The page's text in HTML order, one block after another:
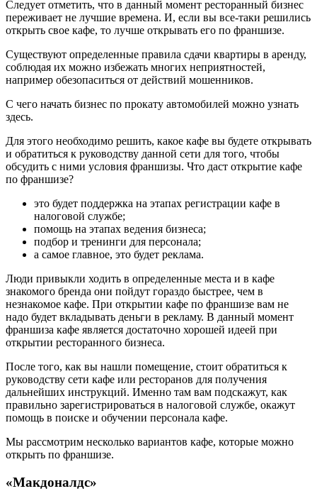
Следует отметить, что в данный момент ресторанный бизнес
переживает не лучшие времена. И, если вы все-таки решились
открыть свое кафе, то лучше открывать его по франшизе.
Существуют определенные правила сдачи квартиры в аренду,
соблюдая их можно избежать многих неприятностей,
например обезопаситься от действий мошенников.
С чего начать бизнес по прокату автомобилей можно узнать
здесь.
Для этого необходимо решить, какое кафе вы будете открывать
и обратиться к руководству данной сети для того, чтобы
обсудить с ними условия франшизы. Что даст открытие кафе
по франшизе?
это будет поддержка на этапах регистрации кафе в
налоговой службе;
помощь на этапах ведения бизнеса;
подбор и тренинги для персонала;
а самое главное, это будет реклама.
Люди привыкли ходить в определенные места и в кафе
знакомого бренда они пойдут гораздо быстрее, чем в
незнакомое кафе. При открытии кафе по франшизе вам не
надо будет вкладывать деньги в рекламу. В данный момент
франшиза кафе является достаточно хорошей идеей при
открытии ресторанного бизнеса.
После того, как вы нашли помещение, стоит обратиться к
руководству сети кафе или ресторанов для получения
дальнейших инструкций. Именно там вам подскажут, как
правильно зарегистрироваться в налоговой службе, окажут
помощь в поиске и обучении персонала кафе.
Мы рассмотрим несколько вариантов кафе, которые можно
открыть по франшизе.
«Макдоналдс»